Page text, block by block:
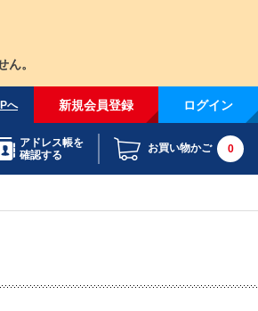
。
へ 新規会員登録 ログイン
アドレス帳を
確認する
お買い物かご 0